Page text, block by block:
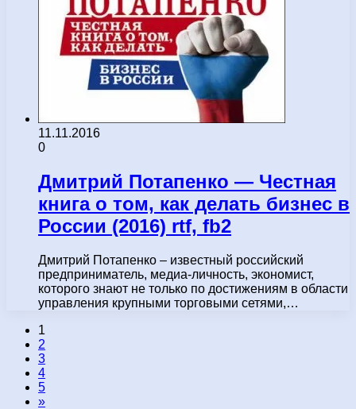
11.11.2016
0
Дмитрий Потапенко — Честная
книга о том, как делать бизнес в
России (2016) rtf, fb2
Дмитрий Потапенко – известный российский
предприниматель, медиа-личность, экономист,
которого знают не только по достижениям в области
управления крупными торговыми сетями,…
1
2
3
4
5
»